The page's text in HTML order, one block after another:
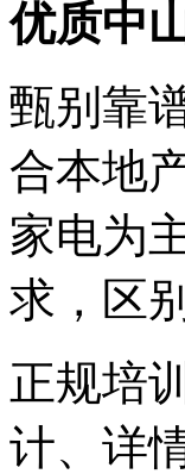
优质中
甄别靠
合本地
家电为
求，区
正规培
计、详